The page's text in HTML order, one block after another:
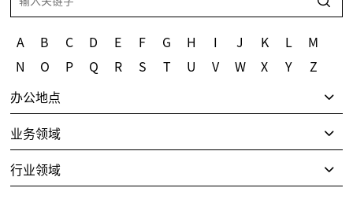
A B C D E F G H J K
M
N
O P Q R S T U V W X Y Z
办公地点
业务领域
行业领域